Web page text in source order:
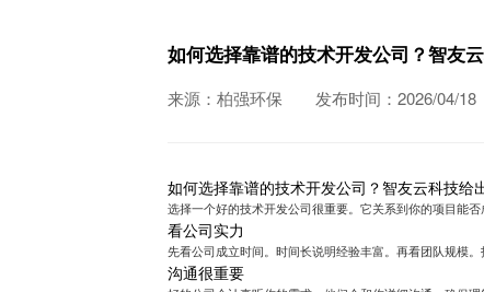
如何选择靠谱的技术开发公司？智友
来源：柏强环保 发布时间：2026/04/18
如何选择靠谱的技术开发公司？智友云科技给
选择一个好的技术开发公司很重要。它关系到你的项目能
看公司实力
先看公司成立时间。时间长说明经验丰富。再看团队规模
沟通很重要